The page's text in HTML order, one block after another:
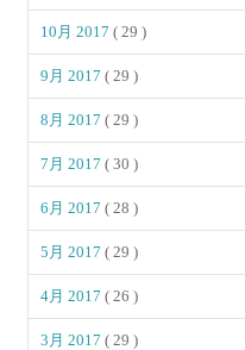
10月 2017( 29 )
9月 2017( 29 )
8月 2017( 29 )
7月 2017( 30 )
6月 2017( 28 )
5月 2017( 29 )
4月 2017( 26 )
3月 2017( 29 )